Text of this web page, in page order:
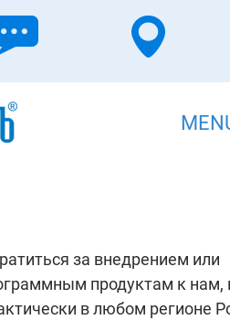
за внедрением или
продуктам к нам,
в любом регионе